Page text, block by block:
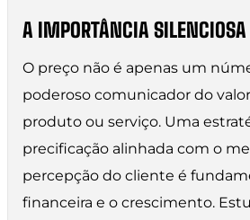
A IMPORTÂNCIA SILENCIOSA
O preço não é apenas um
poderoso comunicador do
produto ou serviço. Uma
precificação alinhada com o
percepção do cliente é
financeira e o crescimento.